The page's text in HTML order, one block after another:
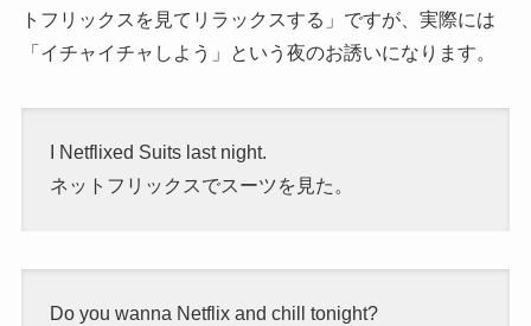
トフリックスを見てリラックスする」ですが、実際には
「イチャイチャしよう」という夜のお誘いになります。
I Netflixed Suits last night.
ネットフリックスでスーツを見た。
Do you wanna Netflix and chill tonight?